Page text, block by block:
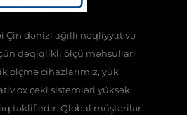
dənizi ağıllı nəqliyyat və
dəqiqlikli ölçü məhsulları
ölçmə cihazlarımız, yük
ox çəki sistemləri yüksək
təklif edir. Qlobal müştərilər